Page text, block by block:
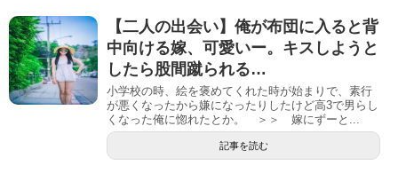
【二人の出会い】俺が布団に入ると背
中向ける嫁、可愛いー。キスしようと
したら股間蹴られる…
小学校の時、絵を褒めてくれた時が始まりで、素行
が悪くなったから嫌になったりしたけど高3で男らし
くなった俺に惚れたとか。 ＞＞ 嫁にずーと...
記事を読む